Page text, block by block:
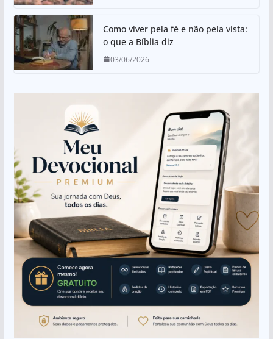
Como viver pela fé e não pela vista:
o que a Bíblia diz
03/06/2026